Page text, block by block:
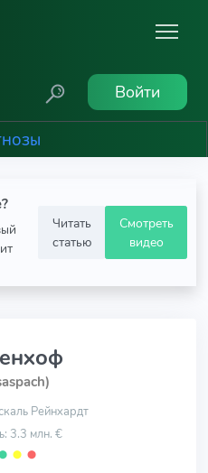
Войти
Читать
статью
Смотреть
видео
Рейнхардт
3.3 млн. €
⬤ ⬤